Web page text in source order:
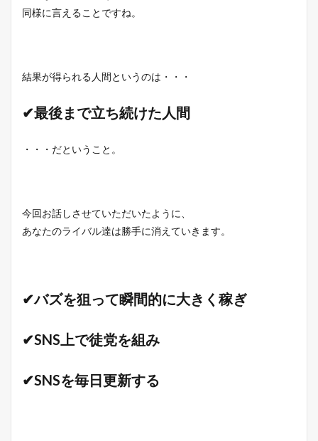
同様に言えることですね。
結果が得られる人間というのは・・・
✔最後まで立ち続けた人間
・・・だということ。
今回お話しさせていただいたように、
あなたのライバル達は勝手に消えていきます。
✔バズを狙って瞬間的に大きく稼ぎ
✔SNS上で徒党を組み
✔SNSを毎日更新する